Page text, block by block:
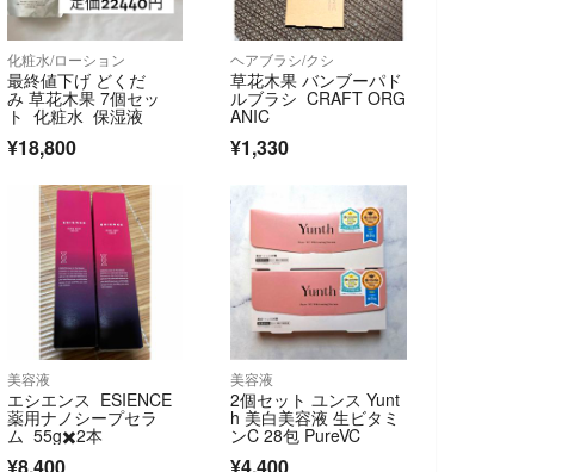
化粧水/ローション
最終値下げ どくだ
み 草花木果 7個セッ
ト 化粧水 保湿液
¥18,800
ヘアブラシ/クシ
草花木果 バンブーパド
ルブラシ CRAFT ORG
ANIC
¥1,330
美容液
エシエンス ESIENCE
薬用ナノシープセラ
ム 55g✖️2本
美容液
2個セット ユンス Yunt
h 美白美容液 生ビタミ
ンC 28包 PureVC